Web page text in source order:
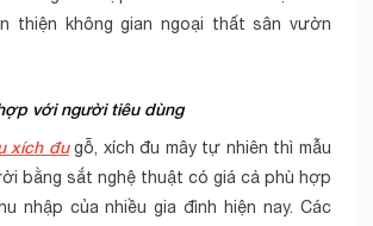
thiện không gian ngoại thất sân vườn
với người tiêu dùng
xích đugỗ, xích đu mây tự nhiên thì mẫu
bằng sắt nghệ thuật có giá cả phù hợp
nhập của nhiều gia đình hiện nay. Các